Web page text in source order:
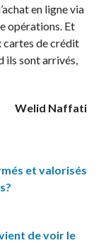
en ligne via
opérations. Et
cartes de crédit
ils sont arrivés,
Welid Naffati
et valorisés
de voir le